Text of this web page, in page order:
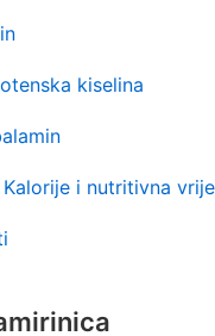
kiselina
i nutritivna